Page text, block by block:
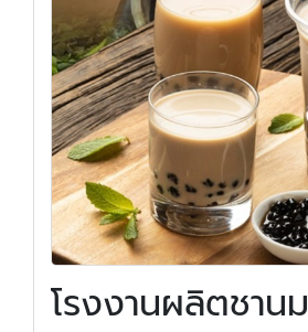
โรงงานผลิตชานม